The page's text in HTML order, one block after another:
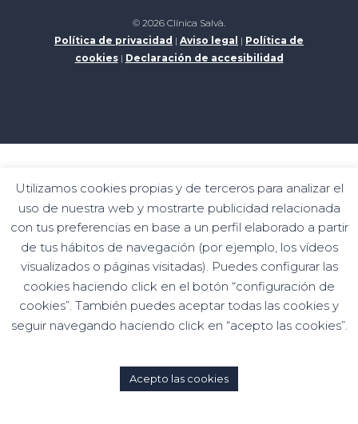
© 2026 Clínica Salvà.
Política de privacidad | Aviso legal | Política de
cookies| Declaración de accesibilidad
Utilizamos cookies propias y de terceros para analizar el
uso de nuestra web y mostrarte publicidad relacionada
con tus preferencias en base a un perfil elaborado a partir
de tus hábitos de navegación (por ejemplo, los vídeos
visualizados o páginas visitadas). Puedes configurar las
cookies haciendo click en el botón “configuración de
cookies”. También puedes aceptar todas las cookies y
seguir navegando haciendo click en “acepto las cookies”.
Acepto las cookies
Programa de kits digitales financiado por los fondos
Siguiente Generation del mecanismo de
recuperación y resiliencia